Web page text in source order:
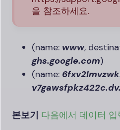
을 참조하세요.
(name: www,
ghs.google.com)
(name:
본보기 다음에서 데이터 입